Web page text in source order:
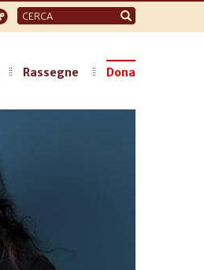
Form
di
Rassegne Dona